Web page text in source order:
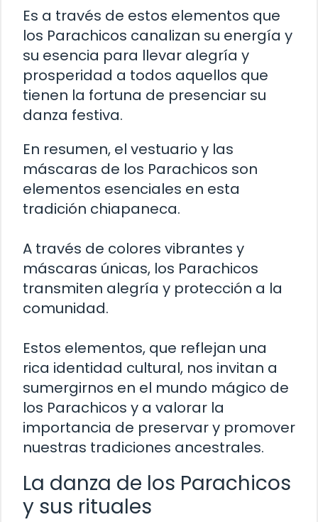
Es a través de estos elementos que
los Parachicos canalizan su energía y
su esencia para llevar alegría y
prosperidad a todos aquellos que
tienen la fortuna de presenciar su
danza festiva.
En resumen, el vestuario y las
máscaras de los Parachicos son
elementos esenciales en esta
tradición chiapaneca.
A través de colores vibrantes y
máscaras únicas, los Parachicos
transmiten alegría y protección a la
comunidad.
Estos elementos, que reflejan una
rica identidad cultural, nos invitan a
sumergirnos en el mundo mágico de
los Parachicos y a valorar la
importancia de preservar y promover
nuestras tradiciones ancestrales.
La danza de los Parachicos
y sus rituales